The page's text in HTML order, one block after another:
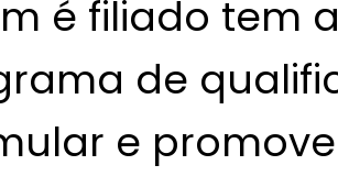
é filiado tem
de
e